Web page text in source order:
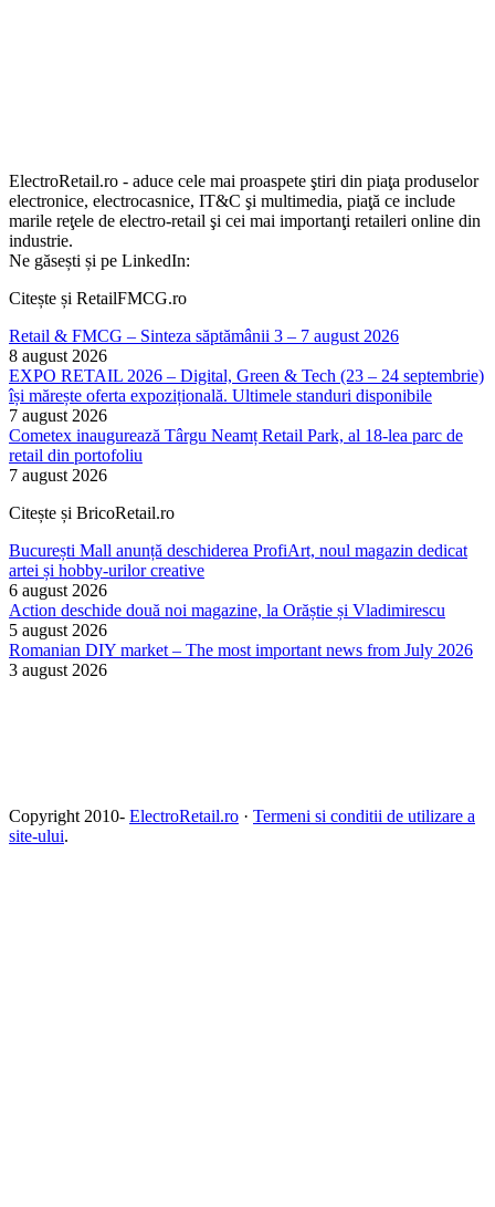
ElectroRetail.ro - aduce cele mai proaspete ştiri din piaţa produselor
electronice, electrocasnice, IT&C şi multimedia, piaţă ce include
marile reţele de electro-retail şi cei mai importanţi retaileri online din
industrie.
Ne găsești și pe LinkedIn:
Citește și RetailFMCG.ro
Retail & FMCG – Sinteza săptămânii 3 – 7 august 2026
8 august 2026
EXPO RETAIL 2026 – Digital, Green & Tech (23 – 24 septembrie)
își mărește oferta expozițională. Ultimele standuri disponibile
7 august 2026
Cometex inaugurează Târgu Neamț Retail Park, al 18-lea parc de
retail din portofoliu
7 august 2026
Citește și BricoRetail.ro
București Mall anunță deschiderea ProfiArt, noul magazin dedicat
artei și hobby-urilor creative
6 august 2026
Action deschide două noi magazine, la Orăștie și Vladimirescu
5 august 2026
Romanian DIY market – The most important news from July 2026
3 august 2026
Copyright 2010- ElectroRetail.ro · Termeni si conditii de utilizare a
site-ului.